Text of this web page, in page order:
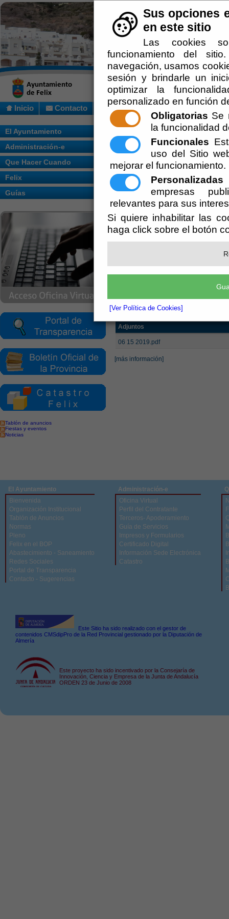
Sus opciones
en este sitio
Las cookies
funcionamiento del
navegación, usamos
sesión y brindarle un
optimizar la
personalizado en función
Obligatorias Se
la funcionalidad
Funcionales
uso del Sitio
mejorar el funcionamiento.
Personalizadas
empresas
relevantes para sus
Si quiere inhabilitar las
haga click sobre el botón
[Ver Política de Cookies]
Inicio Contacto
El Ayuntamiento
Administración-e
Que Hacer Cuando
Felix
Guías
Tablón de anuncios
Fiestas y eventos
Noticias
Usted se encuentra aquí:Inicio // ACTA
CELEBRADA EL 15/06/2019
Escuchar
ACTA DE
MUNICIPAL
Ayuntamiento de
Secretaría
Pleno - Extracto de
CELEBRADA EL 15/
(See attached file: 06 15 2019.pdf)
Adjuntos
06 15 2019.pdf
[más información]
El Ayuntamiento
Bienvenida
Organización Institucional
Tablón de Anuncios
Normas
Pleno
Felix en el BOP
Abastecimiento - Saneamiento
Redes Sociales
Portal de Transparencia
Contacto - Sugerencias
Administración-e
Oficina Virtual
Perfil del Contratante
Terceros- Apoderamiento
Guía de Servicios
Impresos y Formularios
Certificado Digital
Información Sede Electrónica
Catastro
Este Sitio ha sido realizado con el gestor de
contenidos CMSdipPro de la Red Provincial gestionado por la Diputación de
Almería
Este proyecto ha sido incentivado por la Consejaría de
Innovación, Ciencia y Empresa de la Junta de Andalucía
ORDEN 23 de Junio de 2008